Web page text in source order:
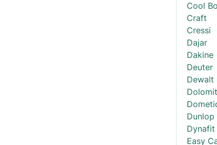
Cool
Craft
Cressi
Dajar
Dakine
Deuter
Dewalt
Dunlop
Dynafit
Easy